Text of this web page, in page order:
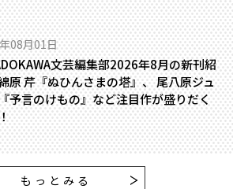
08月01日
文芸編集部2026年8月の新刊紹
原 芹『ぬひんさまの塔』、 尾八原ジュ
予言のけもの』など注目作が盛りだく
もっとみる